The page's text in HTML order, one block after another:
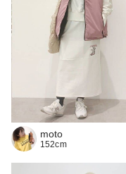
moto
152cm